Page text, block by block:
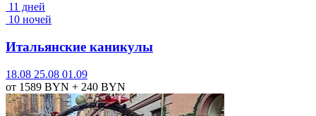
11 дней
10 ночей
Итальянские каникулы
18.08 25.08 01.09
от 1589 BYN + 240 BYN